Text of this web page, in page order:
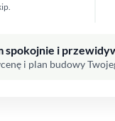
spokojnie i
i plan budowy